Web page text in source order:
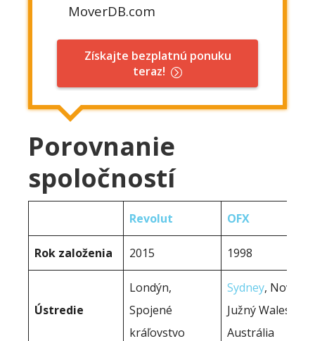
MoverDB.com
Získajte bezplatnú ponuku
teraz!
Porovnanie
spoločností
Revolut OFX
Rok založenia 2015 1998
Ústredie
Londýn,
Spojené
kráľovstvo
Sydney, Nový
Južný Wales,
Austrália